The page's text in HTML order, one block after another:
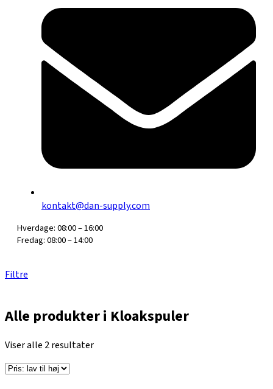
kontakt@dan-supply.com
Hverdage: 08:00 – 16:00
Fredag: 08:00 – 14:00
Filtre
Alle produkter i Kloakspuler
Viser alle 2 resultater